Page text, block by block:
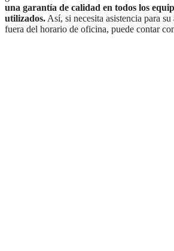
una garantía de calidad en todos los
utilizados.Así, si necesita asistencia para
fuera del horario de oficina, puede contar